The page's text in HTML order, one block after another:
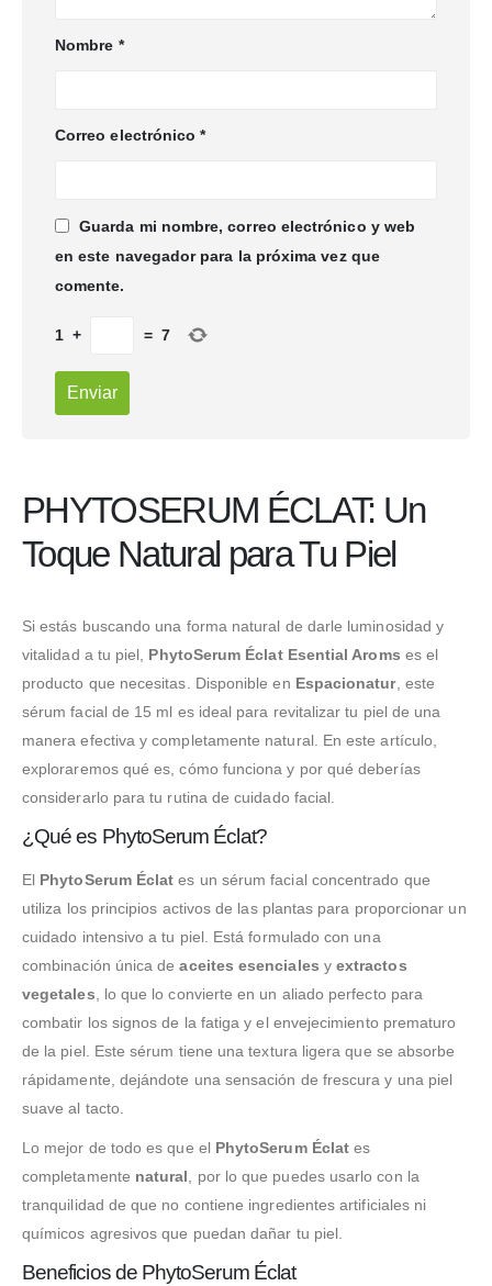
Nombre *
Correo electrónico*
Guarda mi nombre, correo electrónico y web
en este navegador para la próxima vez que
comente.
1 + = 7
PHYTOSERUM ÉCLAT: Un
Toque Natural para Tu Piel
Si estás buscando una forma natural de darle luminosidad y
vitalidad a tu piel, PhytoSerum Éclat Esential Aroms es el
producto que necesitas. Disponible en Espacionatur, este
sérum facial de 15 ml es ideal para revitalizar tu piel de una
manera efectiva y completamente natural. En este artículo,
exploraremos qué es, cómo funciona y por qué deberías
considerarlo para tu rutina de cuidado facial.
¿Qué es PhytoSerum Éclat?
El PhytoSerum Éclat es un sérum facial concentrado que
utiliza los principios activos de las plantas para proporcionar un
cuidado intensivo a tu piel. Está formulado con una
combinación única deaceites esenciales y extractos
vegetales, lo que lo convierte en un aliado perfecto para
combatir los signos de la fatiga y el envejecimiento prematuro
de la piel. Este sérum tiene una textura ligera que se absorbe
rápidamente, dejándote una sensación de frescura y una piel
suave al tacto.
Lo mejor de todo es que el PhytoSerum Éclat es
completamente natural, por lo que puedes usarlo con la
tranquilidad de que no contiene ingredientes artificiales ni
químicos agresivos que puedan dañar tu piel.
Beneficios de PhytoSerum Éclat